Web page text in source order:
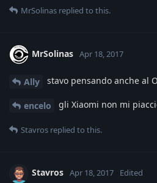
MrSolinas replied to this.
MrSolinas Apr 18, 2017
Ally stavo pensando anche al
encelo gli Xiaomi non mi
Stavros replied to this.
Stavros Apr 18, 2017 Edited